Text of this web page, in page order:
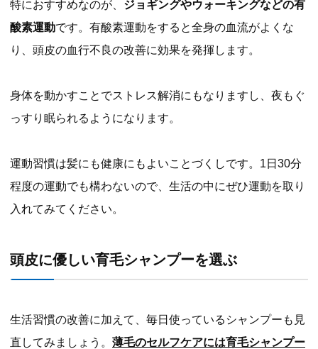
特におすすめなのが、 ジョギングやウォーキングなどの有
酸素運動です。有酸素運動をすると全身の血流がよくな
り、頭皮の血行不良の改善に効果を発揮します。
身体を動かすことでストレス解消にもなりますし、夜もぐ
っすり眠られるようになります。
運動習慣は髪にも健康にもよいことづくしです。1日30分
程度の運動でも構わないので、生活の中にぜひ運動を取り
入れてみてください。
頭皮に優しい育毛シャンプーを選ぶ
生活習慣の改善に加えて、毎日使っているシャンプーも見
直してみましょう。 薄毛のセルフケアには育毛シャンプー